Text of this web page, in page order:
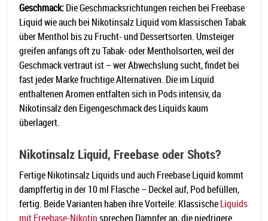
Geschmack:Die Geschmacksrichtungen reichen bei Freebase
Liquid wie auch bei Nikotinsalz Liquid vom klassischen Tabak
über Menthol bis zu Frucht- und Dessertsorten. Umsteiger
greifen anfangs oft zu Tabak- oder Mentholsorten, weil der
Geschmack vertraut ist – wer Abwechslung sucht, findet bei
fast jeder Marke fruchtige Alternativen. Die im Liquid
enthaltenen Aromen entfalten sich in Pods intensiv, da
Nikotinsalz den Eigengeschmack des Liquids kaum
überlagert.
Nikotinsalz Liquid, Freebase oder Shots?
Fertige Nikotinsalz Liquids und auch Freebase Liquid kommt
dampffertig in der 10 ml Flasche – Deckel auf, Pod befüllen,
fertig. Beide Varianten haben ihre Vorteile: KlassischeLiquids
mit Freebase-Nikotinsprechen Dampfer an, die niedrigere